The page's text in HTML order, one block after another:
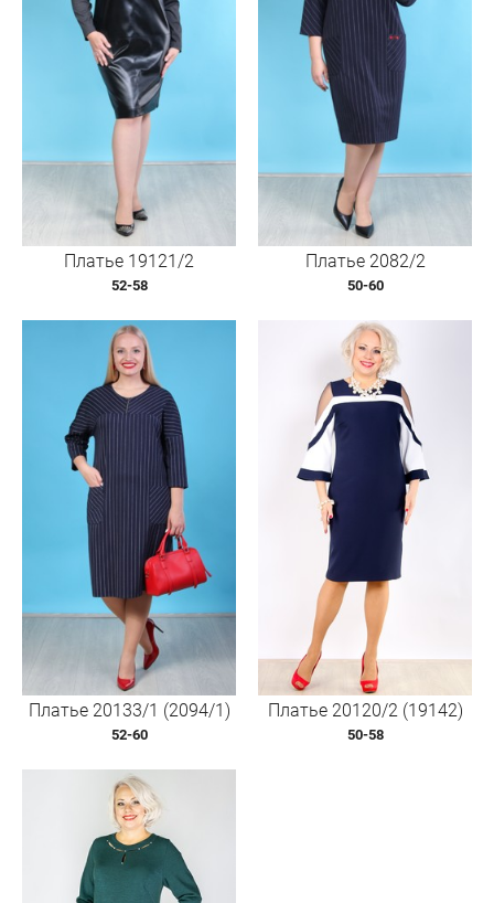
Платье 19121/2
52-58
Платье 2082/2
50-60
Платье 20133/1 (2094/1)
52-60
Платье 20120/2 (19142)
50-58